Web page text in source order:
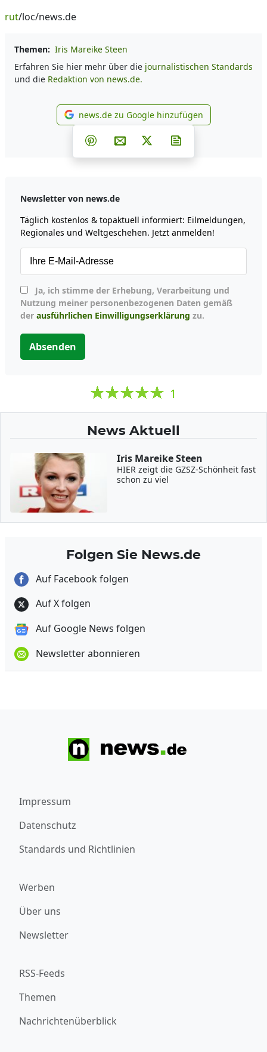
rut/loc/news.de
Themen: Iris Mareike Steen
Erfahren Sie hier mehr über die journalistischen Standards
und die Redaktion von news.de.
news.de zu Google
news.de zu Google hinzufügen
Teilen auf Facebook
Teilen auf Whatsapp
Teilen auf Telegram
Teilen auf Pinterest
Per E-Mail teilen
Post auf X
Newsletter von news.de
Täglich kostenlos & topaktuell informiert: Eilmeldungen,
Regionales und Weltgeschehen. Jetzt anmelden!
Nutzung meiner personenbezogenen Daten gemäß
der ausführlichen Einwilligungserklärung zu.
Absenden
1
News Aktuell
Iris Mareike Steen
HIER zeigt die GZSZ-Schönheit fast
schon zu viel
Folgen Sie News.de
Auf Facebook folgen
Auf X folgen
Auf Google News folgen
Newsletter abonnieren
Impressum
Datenschutz
Standards und Richtlinien
Werben
Über uns
Newsletter
RSS-Feeds
Themen
Nachrichtenüberblick